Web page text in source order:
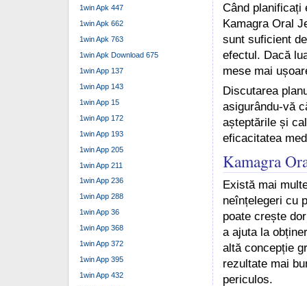
Când planificați
Kamagra Oral
sunt suficient
efectul. Dacă
mese mai
Discutarea
asigurându-vă
așteptările și
eficacitatea
Kamagra
Există mai
neînțelegeri cu
poate crește
a ajuta la
altă concepție
rezultate mai
periculos.
1win Apk 447
1win Apk 662
1win Apk 763
1win Apk Download 675
1win App 137
1win App 143
1win App 15
1win App 172
1win App 193
1win App 205
1win App 211
1win App 236
1win App 288
1win App 36
1win App 368
1win App 372
1win App 395
1win App 432